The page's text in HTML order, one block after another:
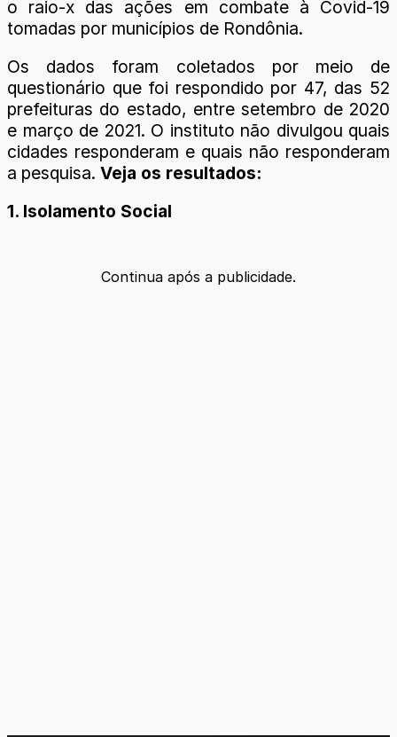
o raio-x das ações em combate à Covid-19
tomadas por municípios de Rondônia.
Os dados foram coletados por meio de
questionário que foi respondido por 47, das 52
prefeituras do estado, entre setembro de 2020
e março de 2021. O instituto não divulgou quais
cidades responderam e quais não responderam
a pesquisa. Veja os resultados:
1. Isolamento Social
Continua após a publicidade.